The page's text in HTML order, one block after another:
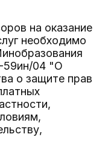
на оказание
необходимо
59ин/04 "О
о защите прав